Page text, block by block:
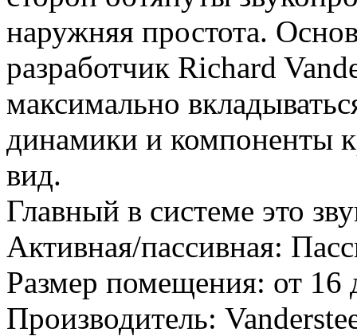
наружняя простота.
разработчик Richard
максимально
динамики и компоненты
вид.
Главный в системе это
Активная/пассивная:
Размер помещения: от 16
Производитель: